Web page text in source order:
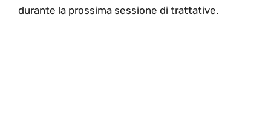
durante la prossima sessione di trattative.